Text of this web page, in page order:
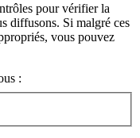
pour vérifier la
diffusons. Si malgré ces
vous pouvez
: